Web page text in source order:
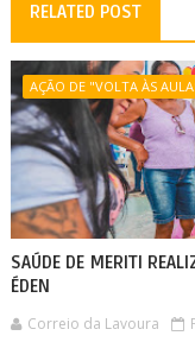
RELATED POST
AÇÃO DE "VOLTA ÀS
SAÚDE DE MERITI
ÉDEN
Correio da Lavoura